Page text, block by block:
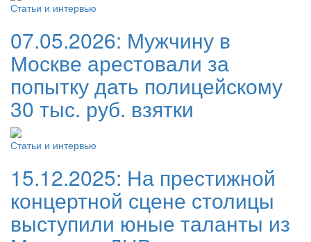
Статьи и интервью
07.05.2026: Мужчину в
Москве арестовали за
попытку дать полицейскому
30 тыс. руб. взятки
Статьи и интервью
15.12.2025: На престижной
концертной сцене столицы
выступили юные таланты из